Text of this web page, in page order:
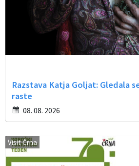
Razstava Katja Goljat: Gledala
raste
08. 08. 2026
Visit Črna